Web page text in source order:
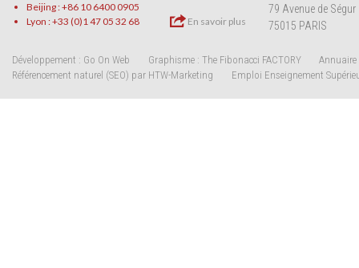
Beijing : +86 10 6400 0905
Lyon : +33 (0)1 47 05 32 68
En savoir plus
79 Avenue de Ségur
75015 PARIS
Développement : Go On Web Graphisme : The Fibonacci FACTORY
Annuaire
Référencement naturel (SEO) par HTW-Marketing
Emploi Enseignement